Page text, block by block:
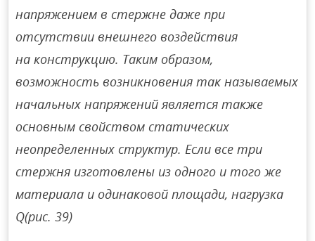
напряжением в стержне даже при
отсутствии внешнего воздействия
на конструкцию. Таким образом,
возможность возникновения так называемых
начальных напряжений является также
основным свойством статических
неопределенных структур. Если все три
стержня изготовлены из одного и того же
материала и одинаковой площади, нагрузка
Q(рис. 39)